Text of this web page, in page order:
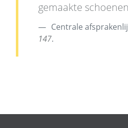
gemaakte
Centrale
147.